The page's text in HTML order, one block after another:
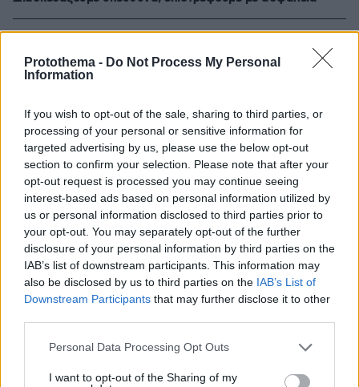
Protothema - Do Not Process My Personal
Information
If you wish to opt-out of the sale, sharing to third parties, or
processing of your personal or sensitive information for
targeted advertising by us, please use the below opt-out
section to confirm your selection. Please note that after your
opt-out request is processed you may continue seeing
interest-based ads based on personal information utilized by
us or personal information disclosed to third parties prior to
your opt-out. You may separately opt-out of the further
disclosure of your personal information by third parties on the
IAB’s list of downstream participants. This information may
also be disclosed by us to third parties on the IAB’s List of
Downstream Participants that may further disclose it to other
Please note that this website/app uses one or more Google
not limited to your visit or usage behaviour. You may click to
Personal Data Processing Opt Outs
I want to opt-out of the Sharing of my
ΡΟΗ ΕΙΔΗΣΕΩΝ
Οι ωραιότερες παραλίες της Πάρου
πριν 10 λεπτά
Χωρίς τις αισθήσεις του ανασύρθηκε 43χρονος στη
Μετώπη
πριν 11 λεπτά
Πολύ υψηλός κίνδυνος πυρκαγιάς αύριο Κυριακή σε
Αττική και άλλες πέντε περιοχές της χώρας
πριν 11 λεπτά
Μια εντυπωσιακή κατοικία-κόσμημα με θέα στο
πριν 16 λεπτά
Πλοίο δέχθηκε επίθεση στα ανοικτά του Ομάν -
Ασφαλές το πλήρωμα λένε οι Βρετανοί